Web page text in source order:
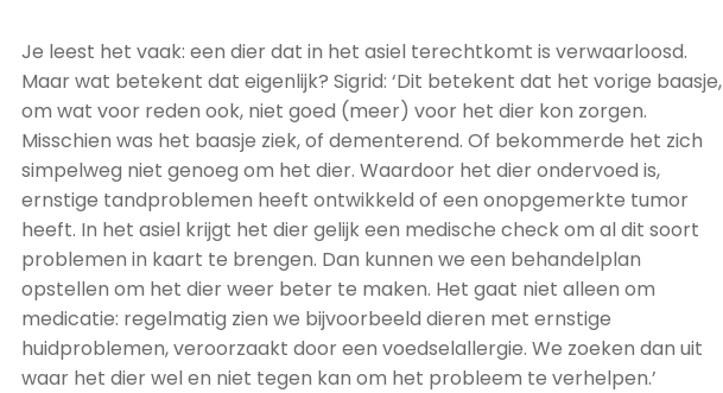
Je leest het vaak: een dier dat in het asiel terechtkomt is verwaarloosd.
Maar wat betekent dat eigenlijk? Sigrid: ‘Dit betekent dat het vorige baasje,
om wat voor reden ook, niet goed (meer) voor het dier kon zorgen.
Misschien was het baasje ziek, of dementerend. Of bekommerde het zich
simpelweg niet genoeg om het dier. Waardoor het dier ondervoed is,
ernstige tandproblemen heeft ontwikkeld of een onopgemerkte tumor
heeft. In het asiel krijgt het dier gelijk een medische check om al dit soort
problemen in kaart te brengen. Dan kunnen we een behandelplan
opstellen om het dier weer beter te maken. Het gaat niet alleen om
medicatie: regelmatig zien we bijvoorbeeld dieren met ernstige
huidproblemen, veroorzaakt door een voedselallergie. We zoeken dan uit
waar het dier wel en niet tegen kan om het probleem te verhelpen.’